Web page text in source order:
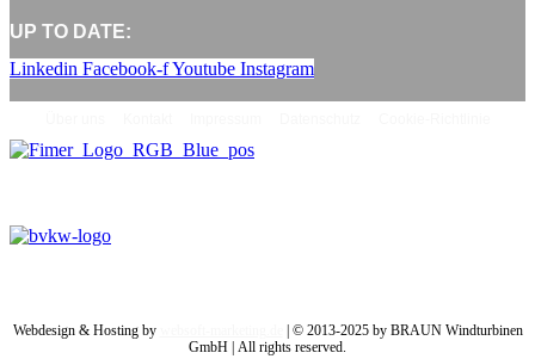
UP TO DATE:
Linkedin Facebook-fYoutube Instagram
Webdesign & Hosting by
| © 2013-2025 by BRAUN Windturbinen
GmbH | All rights reserved.